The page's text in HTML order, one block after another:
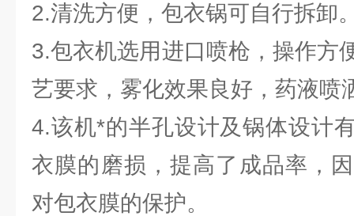
2.清洗方便，包衣锅可自行拆卸
3.包衣机选用进口喷枪，操作方
艺要求，雾化效果良好，药液喷
4.该机*的半孔设计及锅体设计
衣膜的磨损，提高了成品率，
对包衣膜的保护。